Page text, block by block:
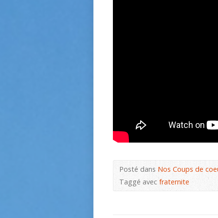
Posté dansNos Coups de
Taggé avecfraternite